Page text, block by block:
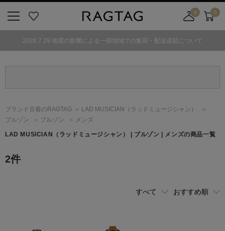
気
0
舗
カ
ト
0
2026.7.29 地震の影響による一部地域での集荷・配送遅延について
ブランド古着のRAGTAG LAD MUSICIAN
（ラッドミュージシャン）
ブルゾン
ブルゾン メンズ
LAD MUSICIAN （ラッドミュージシャン） | ブルゾン | メンズの商品一覧
2件